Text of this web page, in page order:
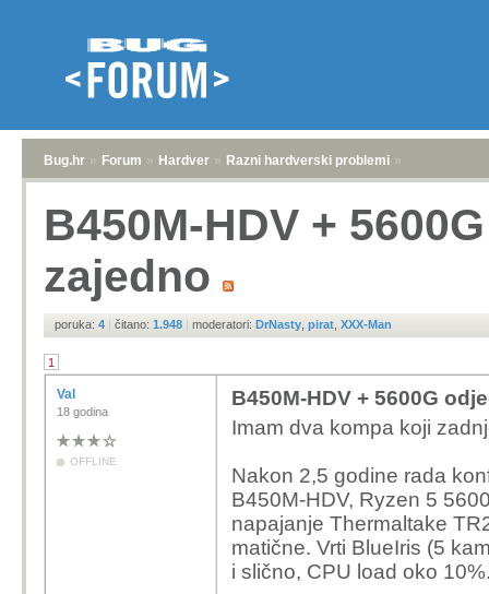
Bug.hr » Forum » Hardver » Razni hardverski problemi »
B450M-HDV +
zajedno
poruka: 4 | čitano: 1.948 | moderatori: DrNasty pirat XXX-Man
1
Val
18 godina
OFFLINE
B450M-HDV + 5600G
Imam dva kompa koji
Nakon 2,5 godine rada
B450M-HDV, Ryzen 5
napajanje Thermaltake
matične. Vrti BlueIris (5
i slično, CPU load oko